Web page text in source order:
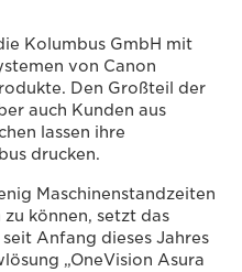
Kolumbus GmbH mit
von Canon
Den Großteil der
auch Kunden aus
lassen ihre
drucken.
Maschinenstandzeiten
können, setzt das
Anfang dieses Jahres
„OneVision Asura